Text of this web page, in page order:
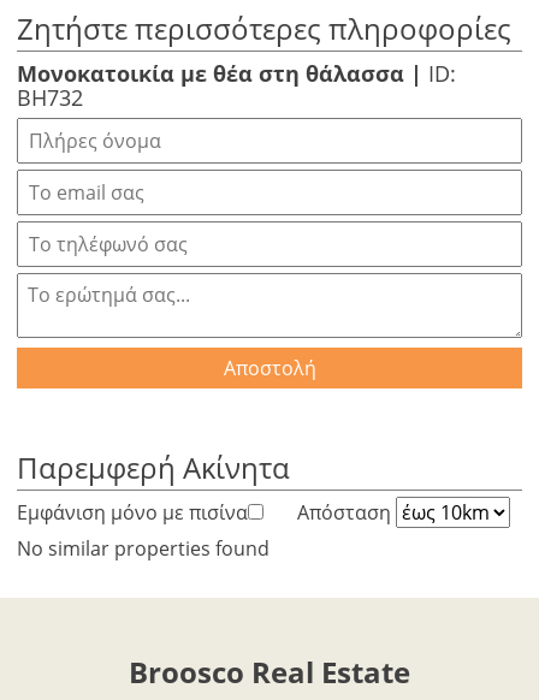
Ζητήστε περισσότερες πληροφορίες
Μονοκατοικία με θέα στη θάλασσα | ID:
BH732
Αποστολή
Παρεμφερή Ακίνητα
Εμφάνιση μόνο με πισίνα
Απόσταση
No similar properties found
Broosco Real Estate